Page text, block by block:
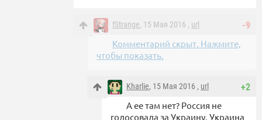
-9
fStrange, 15 Мая 2016 , url
Комментарий скрыт. Нажмите,
чтобы показать.
+2
Kharlie, 15 Мая 2016 , url
А ее там нет? Россия не
голосовала за Украину, Украина